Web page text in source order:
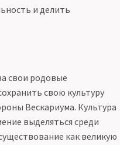
и делить
свои родовые
свою культуру
Вескариума. Культура
выделяться среди
как великую